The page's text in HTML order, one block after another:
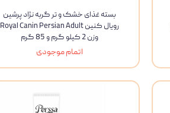
بسته غذای خشک و تر گربه نژاد پرشین
رویال کنین Royal Canin Persian Adult
وزن 2 کیلو گرم و 85 گرم
اتمام موجودی